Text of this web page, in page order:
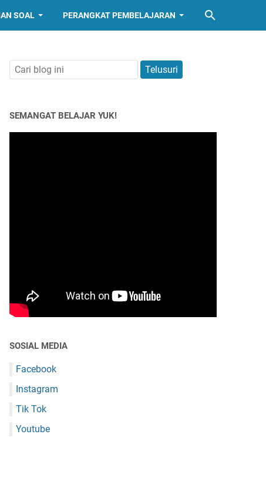
SOAL PERANGKAT PEMBELAJARAN
SEMANGAT BELAJAR YUK!
SOSIAL MEDIA
Facebook
Instagram
Tik Tok
Youtube